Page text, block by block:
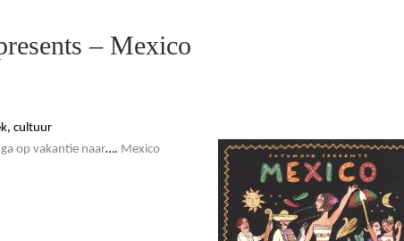
– Mexico
cultuur
op vakantie naar…. Mexico